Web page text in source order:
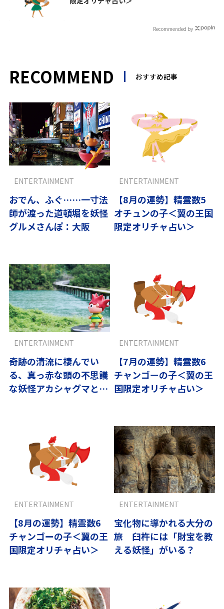
Recommended by
RECOMMEND おすすめ記事
おでん、ふぐ……一寸法
師が渡った道頓堀を妖怪
グルメさんぽ：大阪
ENTERTAINMENT
【8月の運勢】精霊数5
オチュンの子＜翼の王国
限定オリチャ占い＞
ENTERTAINMENT
奇跡の清流に棲んでい
る、真っ赤な頭の不思議
な妖怪アカシャグマと、
ENTERTAINMENT
【7月の運勢】精霊数6
チャンゴーの子＜翼の王
国限定オリチャ占い＞
ENTERTAINMENT
【8月の運勢】精霊数6
チャンゴーの子＜翼の王
国限定オリチャ占い＞
ENTERTAINMENT
宝化物に導かれる大分の
旅 臼杵には「財宝を教
える妖怪」がいる？
ENTERTAINMENT